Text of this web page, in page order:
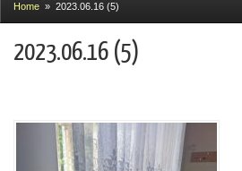
Home » 2023.06.16 (5)
2023.06.16 (5)